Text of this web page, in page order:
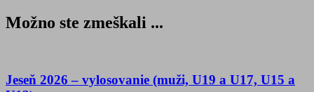
Možno ste zmeškali ...
Jeseň 2026 – vylosovanie (muži, U19 a U17, U15 a